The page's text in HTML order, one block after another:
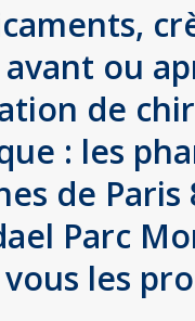
ou
de
: les
de Paris
Parc
les